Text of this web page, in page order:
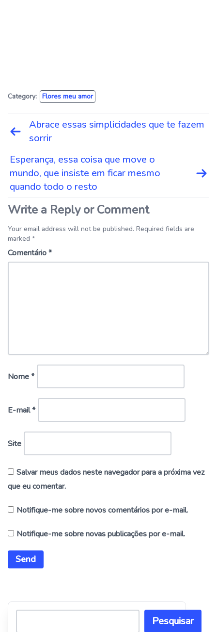
Category: Flores meu amor
Navegação
de
Abrace essas simplicidades que te fazem
sorrir
Esperança, essa coisa que move o
mundo, que insiste em ficar mesmo
quando todo o resto
Write a Reply or Comment
Your email address will not be published. Required fields are
marked *
Comentário*
Nome*
E-mail*
Site
Salvar meus dados neste navegador para a próxima vez
que eu comentar.
Notifique-me sobre novos comentários por e-mail.
Notifique-me sobre novas publicações por e-mail.
Pesquisar